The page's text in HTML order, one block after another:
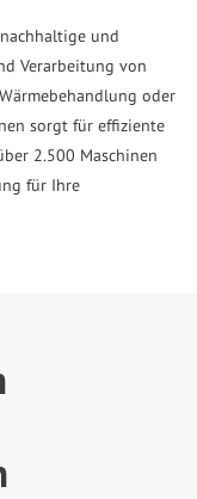
und
Verarbeitung von
oder
sorgt für effiziente
2.500 Maschinen
für Ihre